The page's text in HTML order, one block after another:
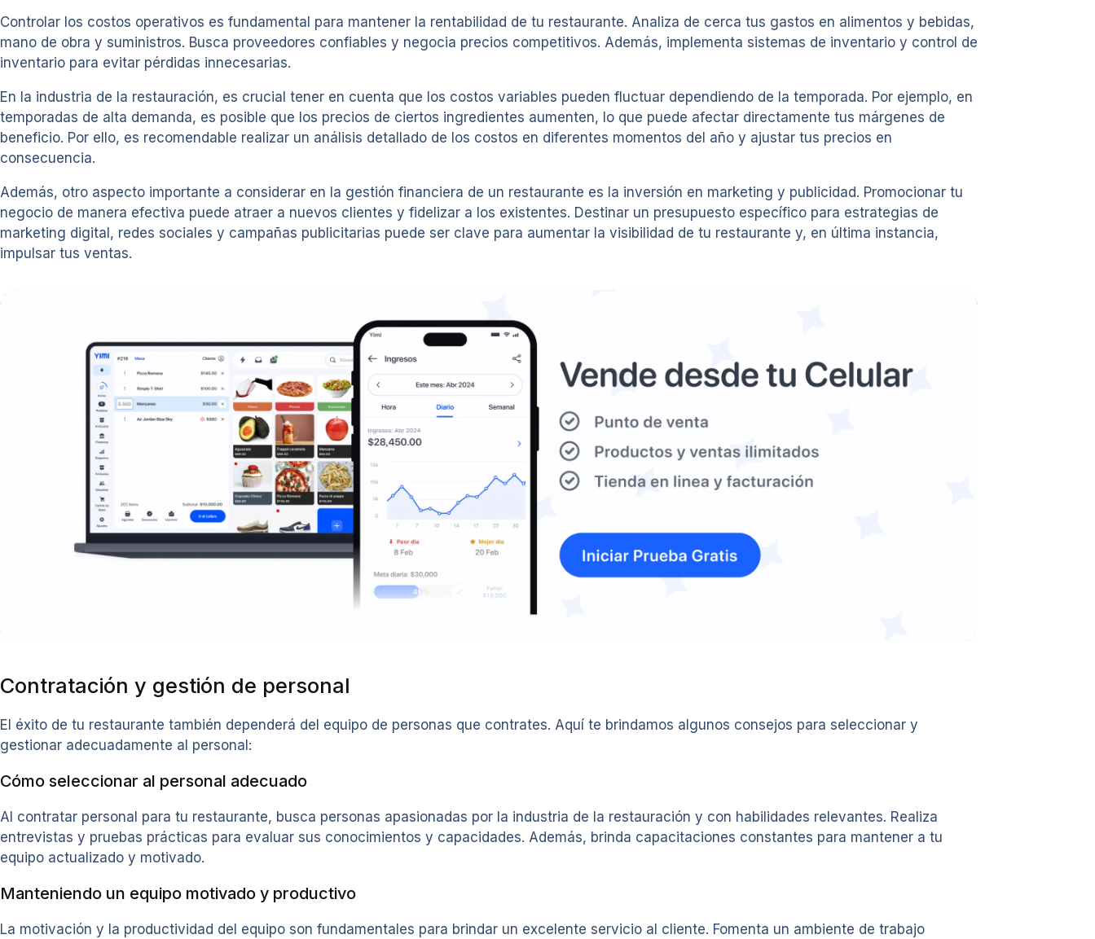
Controlar los costos operativos es fundamental para mantener la rentabilidad de tu restaurante. Analiza de cerca tus gastos en alimentos y bebidas,
mano de obra y suministros. Busca proveedores confiables y negocia precios competitivos. Además, implementa sistemas de inventario y control de
inventario para evitar pérdidas innecesarias.
En la industria de la restauración, es crucial tener en cuenta que los costos variables pueden fluctuar dependiendo de la temporada. Por ejemplo, en
temporadas de alta demanda, es posible que los precios de ciertos ingredientes aumenten, lo que puede afectar directamente tus márgenes de
beneficio. Por ello, es recomendable realizar un análisis detallado de los costos en diferentes momentos del año y ajustar tus precios en
consecuencia.
Además, otro aspecto importante a considerar en la gestión financiera de un restaurante es la inversión en marketing y publicidad. Promocionar tu
negocio de manera efectiva puede atraer a nuevos clientes y fidelizar a los existentes. Destinar un presupuesto específico para estrategias de
marketing digital, redes sociales y campañas publicitarias puede ser clave para aumentar la visibilidad de tu restaurante y, en última instancia,
impulsar tus ventas.
Contratación y gestión de personal
El éxito de tu restaurante también dependerá del equipo de personas que contrates. Aquí te brindamos algunos consejos para seleccionar y
gestionar adecuadamente al personal:
Cómo seleccionar al personal adecuado
Al contratar personal para tu restaurante, busca personas apasionadas por la industria de la restauración y con habilidades relevantes. Realiza
entrevistas y pruebas prácticas para evaluar sus conocimientos y capacidades. Además, brinda capacitaciones constantes para mantener a tu
equipo actualizado y motivado.
Manteniendo un equipo motivado y productivo
La motivación y la productividad del equipo son fundamentales para brindar un excelente servicio al cliente. Fomenta un ambiente de trabajo